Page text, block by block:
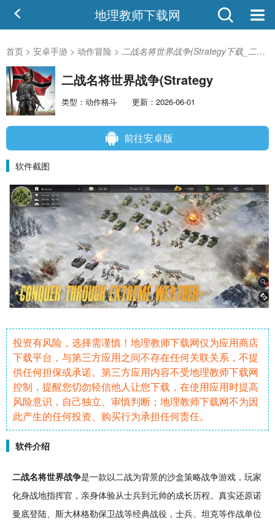
地理教师下载网
首页 > 安卓手游 > 动作冒险 > 二战名将世界战争(Strategy下载_二战名将世界战争(Strategy安卓版
二战名将世界战争(Strategy
类型：动作格斗 更新：2026-06-01
前往安卓版
软件截图
投资有风险，选择需谨慎！地理教师下载网仅为应用商店
下载平台，与第三方应用之间不存在任何关联关系，不提
供任何担保或承诺。第三方应用内容不受地理教师下载网
控制，提醒您切勿轻信他人让您下载，在使用应用时提高
风险意识，自己独立、审慎判断；地理教师下载网不为因
此产生的任何投资、购买行为承担任何责任。
软件介绍
二战名将世界战争是一款以二战为背景的沙盒策略战争游戏，玩家
化身战地指挥官 ，亲身体验从士兵到元帅的成长历程。真实还原诺
曼底登陆、斯大林格勒保卫战等经典战役，士兵、 坦克等作战单位